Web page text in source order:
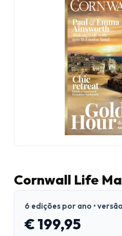
Cornwall Life
6 edições por ano •
€ 199,95